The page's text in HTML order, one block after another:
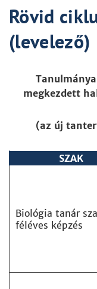
Rövid
(levelező)
megkezdett
(az új
SZAK
Biológia tanár
féléves képzés